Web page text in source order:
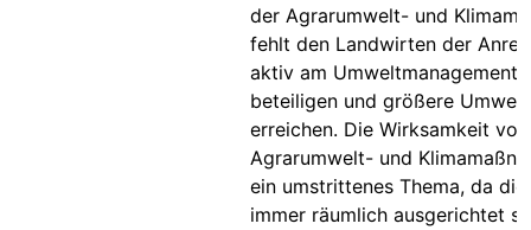
der Agrarumwelt- und
fehlt den Landwirten der
aktiv am Umweltmanagement
beteiligen und größere
erreichen. Die Wirksamkeit von
Agrarumwelt- und
ein umstrittenes Thema, da
immer räumlich ausgerichtet